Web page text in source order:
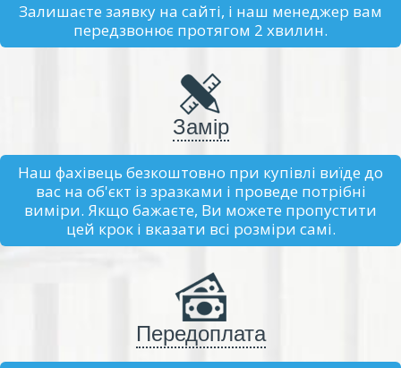
Залишаєте заявку на сайті, і наш менеджер вам
передзвонює протягом 2 хвилин.
Замір
Наш фахівець безкоштовно при купівлі виїде до
вас на об'єкт із зразками і проведе потрібні
виміри. Якщо бажаєте, Ви можете пропустити
цей крок і вказати всі розміри самі.
Передоплата